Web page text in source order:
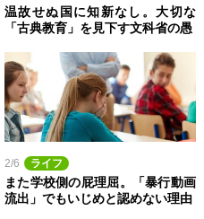
温故せぬ国に知新なし。大切な
「古典教育」を見下す文科省の愚
2/6 ライフ
また学校側の屁理屈。「暴行動画
流出」でもいじめと認めない理由